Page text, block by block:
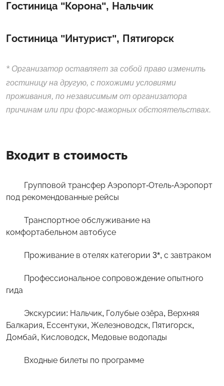
Гостиница "Корона", Нальчик
Гостиница "Интурист", Пятигорск
*Организатор оставляет за собой право изменить
гостиницу на другую, с похожими условиями
проживания, по независимым от организатора
причинам или при форс-мажорных обстоятельствах.
Входит в стоимость
Групповой трансфер Аэропорт-Отель-Аэропорт
под рекомендованные рейсы
Транспортное обслуживание на
комфортабельном автобусе
Проживание в отелях категории 3*, с завтраком
Профессиональное сопровождение опытного
гида
Экскурсии: Нальчик, Голубые озёра, Верхняя
Балкария, Ессентуки, Железноводск, Пятигорск,
Домбай, Кисловодск, Медовые водопады
Входные билеты по программе